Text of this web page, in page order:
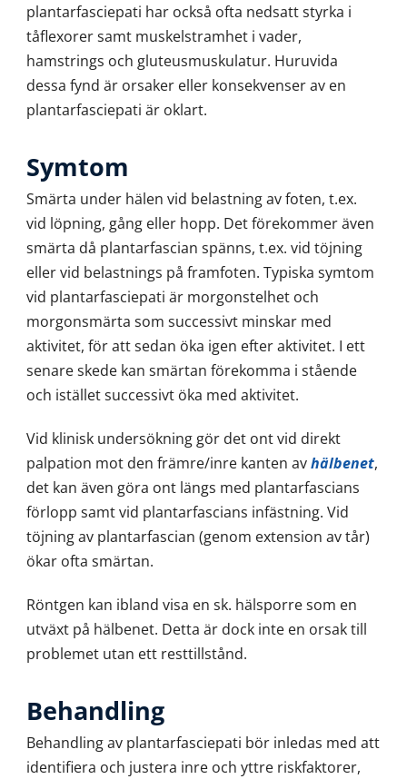
plantarfasciepati har också ofta nedsatt styrka i
tåflexorer samt muskelstramhet i vader,
hamstrings och gluteusmuskulatur. Huruvida
dessa fynd är orsaker eller konsekvenser av en
plantarfasciepati är oklart.
Symtom
Smärta under hälen vid belastning av foten, t.ex.
vid löpning, gång eller hopp. Det förekommer även
smärta då plantarfascian spänns, t.ex. vid töjning
eller vid belastnings på framfoten. Typiska symtom
vid plantarfasciepati är morgonstelhet och
morgonsmärta som successivt minskar med
aktivitet, för att sedan öka igen efter aktivitet. I ett
senare skede kan smärtan förekomma i stående
och istället successivt öka med aktivitet.
Vid klinisk undersökning gör det ont vid direkt
palpation mot den främre/inre kanten avhälbenet,
det kan även göra ont längs med plantarfascians
förlopp samt vid plantarfascians infästning. Vid
töjning av plantarfascian (genom extension av tår)
ökar ofta smärtan.
Röntgen kan ibland visa en sk. hälsporre som en
utväxt på hälbenet. Detta är dock inte en orsak till
problemet utan ett resttillstånd.
Behandling
Behandling av plantarfasciepati bör inledas med att
identifiera och justera inre och yttre riskfaktorer,